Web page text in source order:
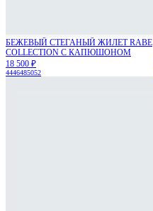
БЕЖЕВЫЙ СТЕГАНЫЙ ЖИЛЕТ RABE
COLLECTION С КАПЮШОНОМ
18 500 ₽
4446485052